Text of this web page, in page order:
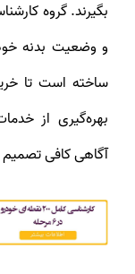
بگیرند. گروه
ساخته است تا
بهره‌گیری از
آگاهی کافی تصمیم